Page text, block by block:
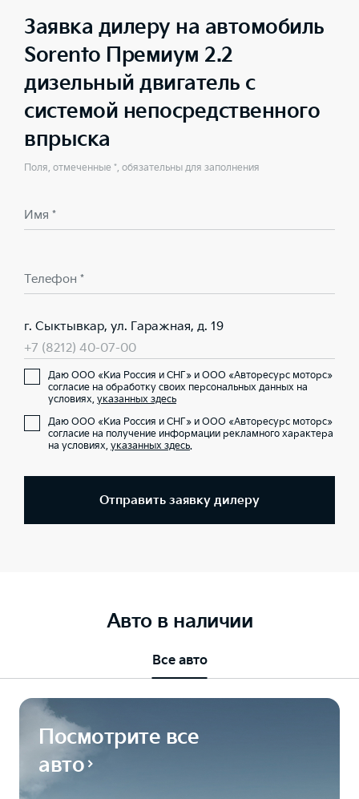
Заявка дилеру на автомобиль
Sorento Премиум 2.2
дизельный двигатель с
системой непосредственного
впрыска
Поля, отмеченные *, обязательны для заполнения
Имя *
Телефон *
г. Сыктывкар, ул. Гаражная, д. 19
+7 (8212) 40-07-00
Даю ООО «Киа Россия и СНГ» и ООО «Авторесурс моторс»
согласие на обработку своих персональных данных на
условиях, указанных здесь
Даю ООО «Киа Россия и СНГ» и ООО «Авторесурс моторс»
согласие на получение информации рекламного характера
на условиях, указанных здесь.
Отправить заявку дилеру
Авто в наличии
Все авто
Посмотрите все
авто